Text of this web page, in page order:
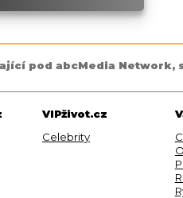
pod abcMedia Network,
VIPživot.cz
Celebrity